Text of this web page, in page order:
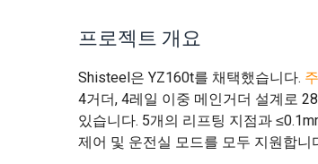
프로젝트 개요
Shisteel은 YZ160t를 채택했습니다.
4거더, 4레일 이중 메인거더 설계로
있습니다. 5개의 리프팅 지점과
제어 및 운전실 모드를 모두 지원합니